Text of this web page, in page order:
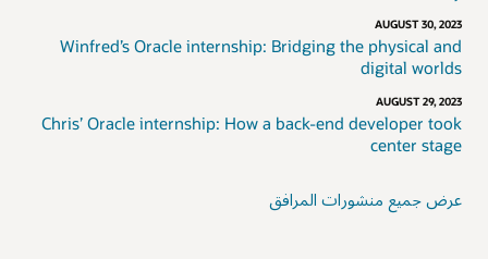
AUGUST 30, 2023
Winfred’s Oracle internship: Bridging the physical and
digital worlds
AUGUST 29, 2023
Chris’ Oracle internship: How a back-end developer took
center stage
عرض جميع منشورات المرافق